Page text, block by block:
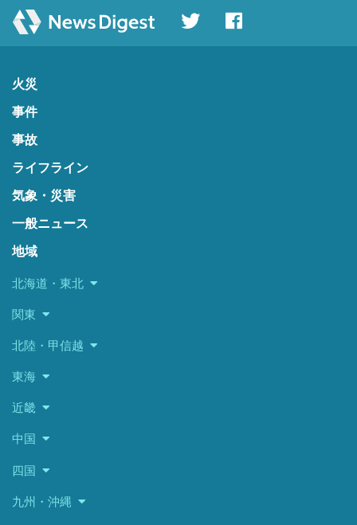
火災
事件
事故
ライフライン
気象・災害
一般ニュース
地域
北海道・東北
関東
北陸・甲信越
東海
近畿
中国
四国
九州・沖縄